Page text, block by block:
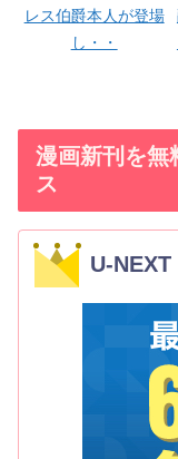
レス伯爵本人が登場
し・・
漫画新刊を無
ス
U-NEXT